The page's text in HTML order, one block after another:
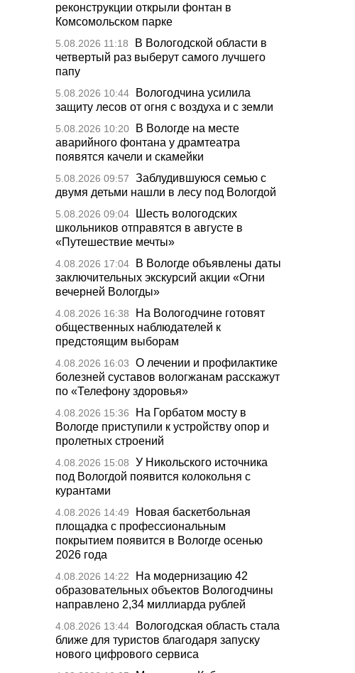
реконструкции открыли фонтан в
Комсомольском парке
5.08.2026 11:18
В Вологодской области в
четвертый раз выберут самого лучшего
папу
5.08.2026 10:44
Вологодчина усилила
защиту лесов от огня с воздуха и с земли
5.08.2026 10:20
В Вологде на месте
аварийного фонтана у драмтеатра
появятся качели и скамейки
5.08.2026 09:57
Заблудившуюся семью с
двумя детьми нашли в лесу под Вологдой
5.08.2026 09:04
Шесть вологодских
школьников отправятся в августе в
«Путешествие мечты»
4.08.2026 17:04
В Вологде объявлены даты
заключительных экскурсий акции «Огни
вечерней Вологды»
4.08.2026 16:38
На Вологодчине готовят
общественных наблюдателей к
предстоящим выборам
4.08.2026 16:03
О лечении и профилактике
болезней суставов вологжанам расскажут
по «Телефону здоровья»
4.08.2026 15:36
На Горбатом мосту в
Вологде приступили к устройству опор и
пролетных строений
4.08.2026 15:08
У Никольского источника
под Вологдой появится колокольня с
курантами
4.08.2026 14:49
Новая баскетбольная
площадка с профессиональным
покрытием появится в Вологде осенью
2026 года
4.08.2026 14:22
На модернизацию 42
образовательных объектов Вологодчины
направлено 2,34 миллиарда рублей
4.08.2026 13:44
Вологодская область стала
ближе для туристов благодаря запуску
нового цифрового сервиса